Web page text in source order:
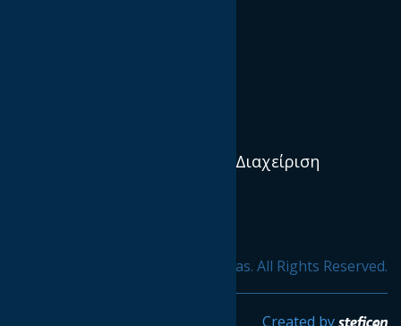
Διοικητικό Συμβούλιο & Διαχείριση
© 2020 ΙΑΒ hellas. All Rights Reserved.
Created by